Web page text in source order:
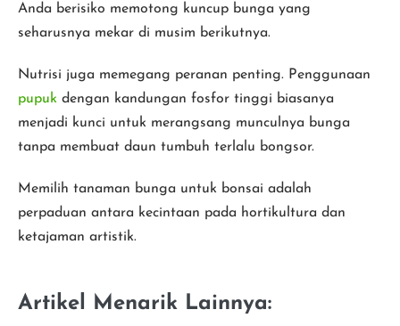
Anda berisiko memotong kuncup bunga yang
seharusnya mekar di musim berikutnya.
Nutrisi juga memegang peranan penting. Penggunaan
pupuk dengan kandungan fosfor tinggi biasanya
menjadi kunci untuk merangsang munculnya bunga
tanpa membuat daun tumbuh terlalu bongsor.
Memilih tanaman bunga untuk bonsai adalah
perpaduan antara kecintaan pada hortikultura dan
ketajaman artistik.
Artikel Menarik Lainnya: